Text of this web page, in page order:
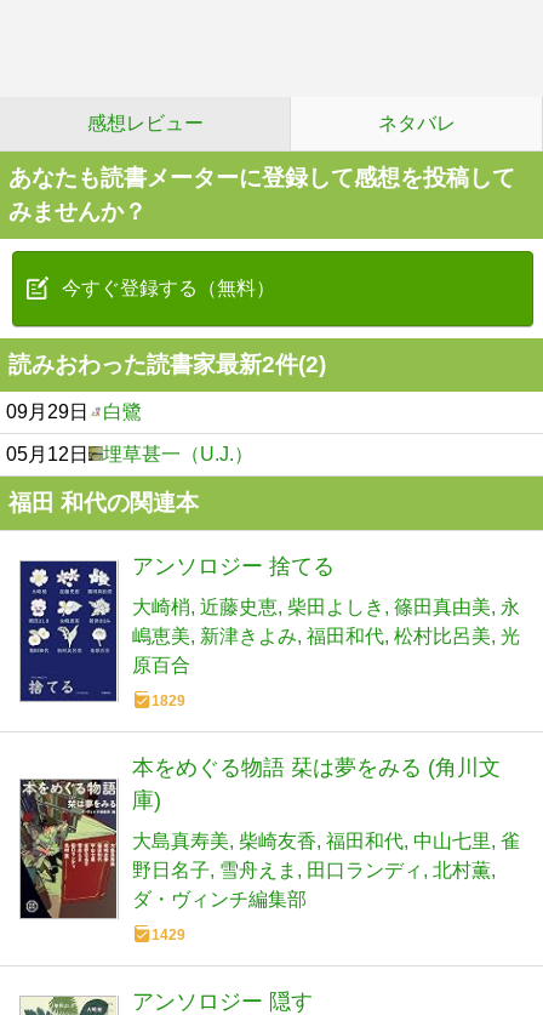
感想レビュー ネタバレ
あなたも読書メーターに登録して感想を投稿して
みませんか？
今すぐ登録する（無料）
読みおわった読書家最新2件(2)
09月29日 白鷺
05月12日 埋草甚一（U.J.）
福田 和代の関連本
アンソロジー 捨てる
大崎梢 近藤史恵 柴田よしき 篠田真由美 永
嶋恵美 新津きよみ 福田和代 松村比呂美 光
原百合
1829
本をめぐる物語 栞は夢をみる (角川文
庫)
大島真寿美 柴崎友香 福田和代 中山七里 雀
野日名子 雪舟えま 田口ランディ
北村薫
ダ・ヴィンチ編集部
1429
アンソロジー 隠す